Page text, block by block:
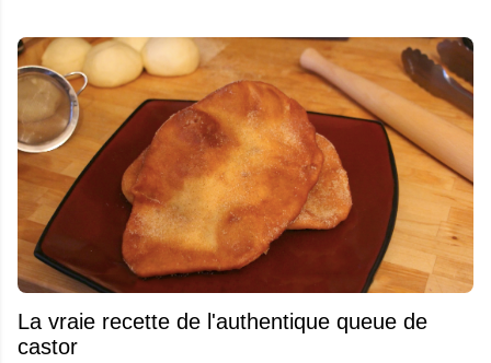
La vraie recette de l'authentique queue de
castor